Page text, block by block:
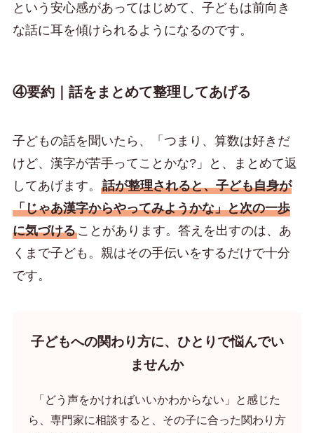
という安心感があってはじめて、子どもは前向き
な話に耳を傾けられるようになるのです。
④要約｜話をまとめて整理してあげる
子どもの話を聞いたら、「つまり、算数は好きだ
けど、漢字が苦手ってことかな?」と、まとめて返
してあげます。 話が整理されると、子ども自身が
「じゃあ漢字からやってみようかな」と次の一歩
に気づけることがあります。答えを出すのは、あ
くまで子ども。親はその手伝いをするだけで十分
です。
子どもへの関わり方に、ひとりで悩んでい
ませんか
「どう声をかければいいかわからない」と感じた
ら、専門家に相談すると、その子に合った関わり方